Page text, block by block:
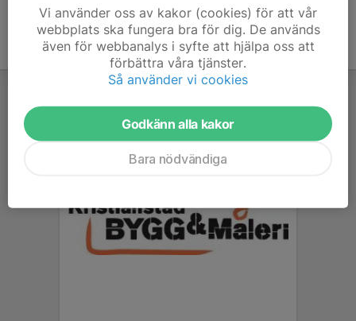
Vi använder oss av kakor (cookies) för att vår
webbplats ska fungera bra för dig. De används
även för webbanalys i syfte att hjälpa oss att
förbättra våra tjänster.
Så använder vi cookies
Godkänn alla kakor
Bara nödvändiga